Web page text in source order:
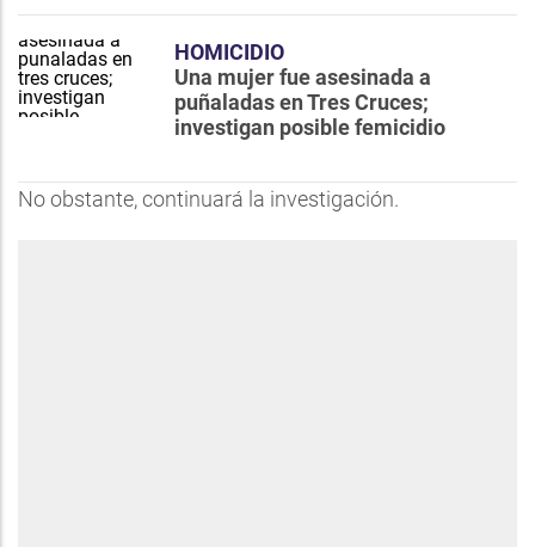
HOMICIDIO
Una mujer fue asesinada a
puñaladas en Tres Cruces;
investigan posible femicidio
No obstante, continuará la investigación.